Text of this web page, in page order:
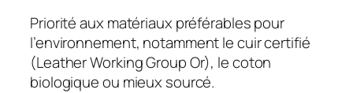
Priorité aux matériaux préférables pour
l’environnement, notamment le cuir certifié
(Leather Working Group Or), le coton
biologique ou mieux sourcé.